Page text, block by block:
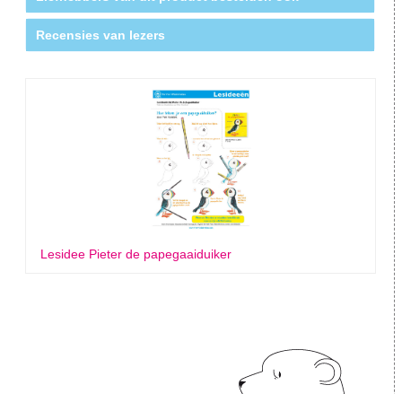
Recensies van lezers
Lesidee Pieter de papegaaiduiker